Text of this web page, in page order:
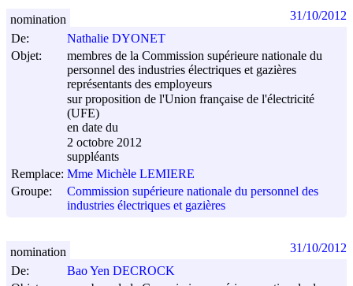
De:
Nathalie DYONET
Objet:
membres de la Commission supérieure nationale du
personnel des industries électriques et gazières
représentants des employeurs
sur proposition de l'Union française de l'électricité
(UFE)
en date du
2 octobre 2012
suppléants
Remplace: Mme Michèle LEMIERE
Groupe:
Commission supérieure nationale du personnel des
industries électriques et gazières
nomination 31/10/2012
De:
Bao Yen DECROCK
nomination 31/10/2012